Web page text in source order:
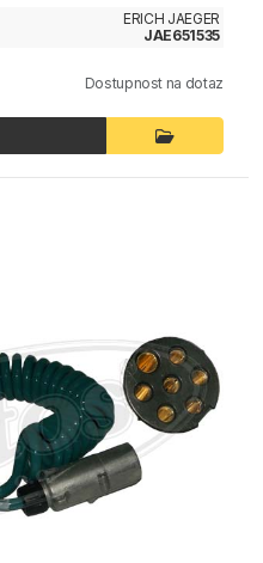
ERICH JAEGER
JAE651535
Dostupnost na dotaz